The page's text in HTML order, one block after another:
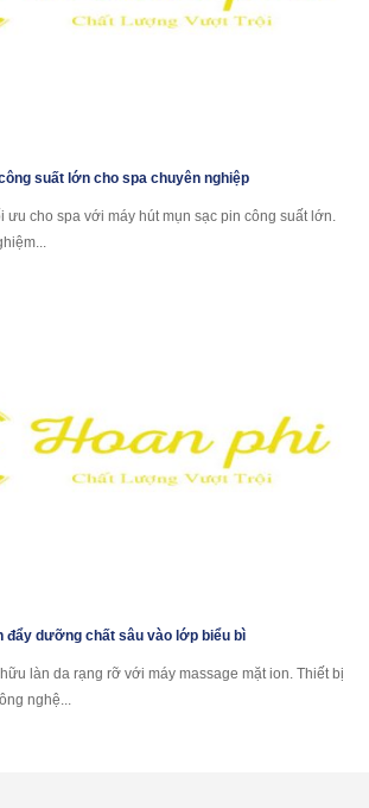
suất lớn cho spa chuyên nghiệp
ưu cho spa với máy hút mụn sạc pin công suất lớn.
đẩy dưỡng chất sâu vào lớp biểu bì
làn da rạng rỡ với máy massage mặt ion. Thiết bị
nghệ...